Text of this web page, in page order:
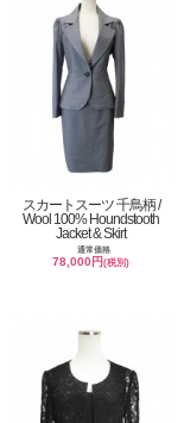
スカートスーツ 千鳥柄 /
Wool 100% Houndstooth
Jacket & Skirt
通常価格
78,000円(税別)